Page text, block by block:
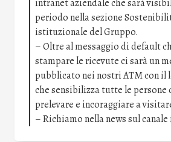
intranet aziendale che sarà
periodo nella sezione
istituzionale del Gruppo.
– Oltre al messaggio di default
stampare le ricevute ci sarà un
pubblicato nei nostri ATM con il
che sensibilizza tutte le persone
prelevare e incoraggiare a
– Richiamo nella news sul